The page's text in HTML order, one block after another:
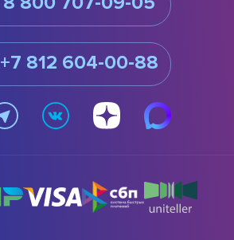
+7 812 604-00-88